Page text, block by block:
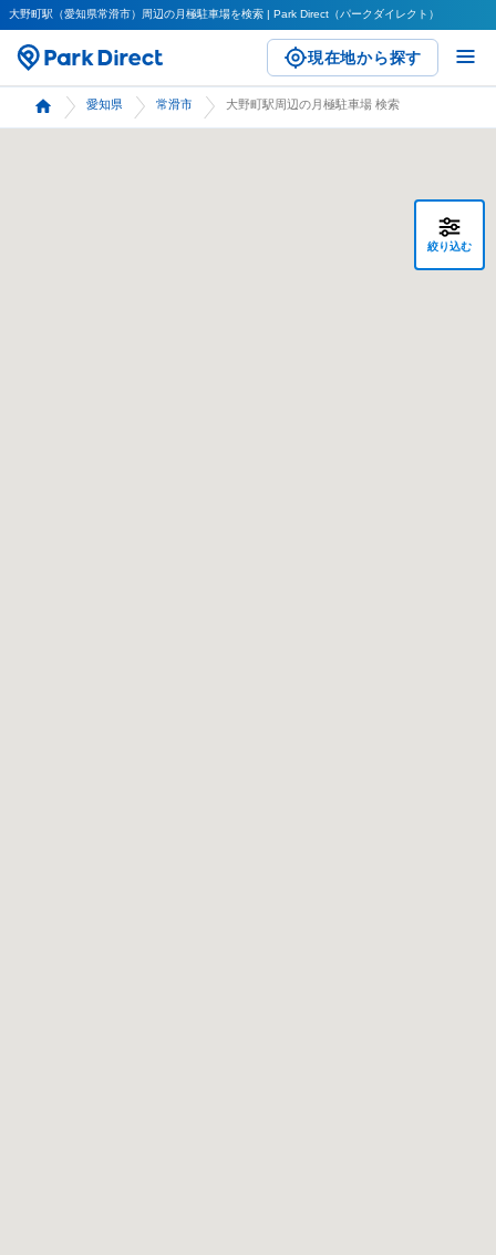
大野町駅（愛知県常滑市）周辺の月極駐車場を検索 | Park Direct（パークダイレクト）
現在地から探す
愛知県 常滑市 大野町駅周辺の月極駐車場 検索
絞り込む